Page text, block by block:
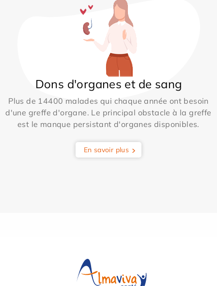
Dons d'organes et de sang
Plus de 14400 malades qui chaque année ont besoin
d'une greffe d'organe. Le principal obstacle à la greffe
est le manque persistant d'organes disponibles.
En savoir plus